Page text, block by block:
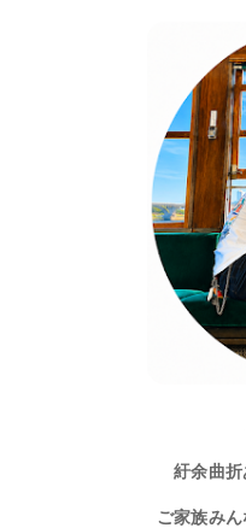
紆余曲折
ご家族み